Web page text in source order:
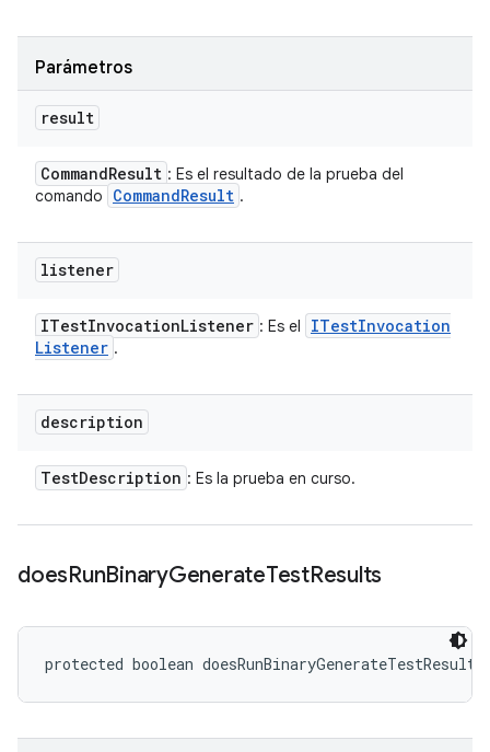
Parámetros
result
CommandResult : Es el resultado de la prueba del
comando
CommandResult .
listener
ITestInvocationListener : Es el ITestInvocation
Listener .
description
TestDescription : Es la prueba en curso.
doesRunBinaryGenerateTestResults
protected boolean